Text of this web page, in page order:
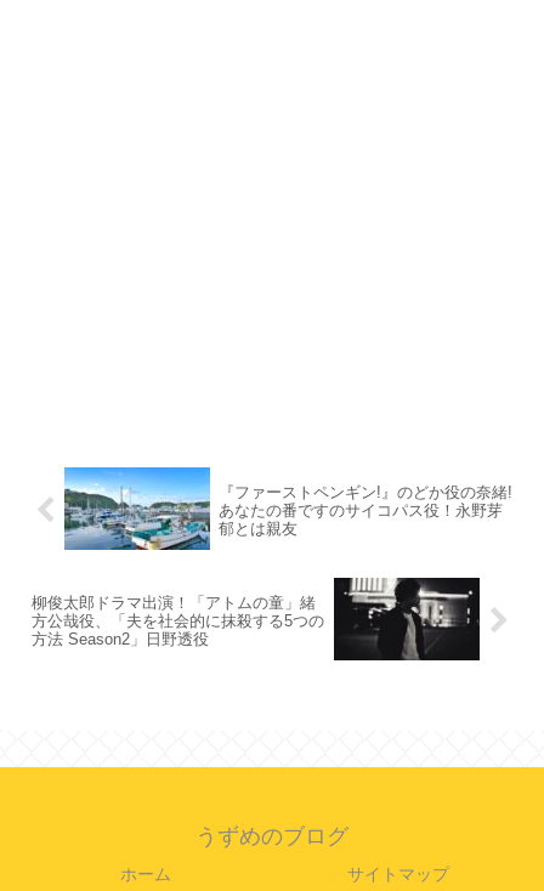
『ファーストペンギン!』のどか役の奈緒!
あなたの番ですのサイコパス役！永野芽
郁とは親友
柳俊太郎ドラマ出演！「アトムの童」緒
方公哉役、「夫を社会的に抹殺する5つの
方法 Season2」日野透役
うずめのブログ
ホーム サイトマップ